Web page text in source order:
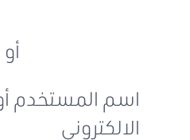
اسم المستخدم أو
الالكتروني